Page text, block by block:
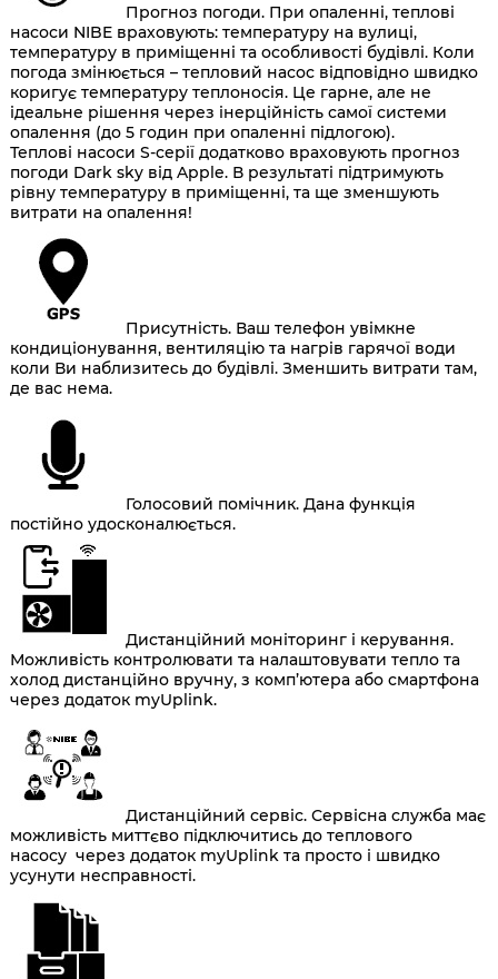
Прогноз погоди. При опаленні, теплові
насоси NIBE враховують: температуру на вулиці,
температуру в приміщенні та особливості будівлі. Коли
погода змінюється – тепловий насос відповідно швидко
коригує температуру теплоносія. Це гарне, але не
ідеальне рішення через інерційність самої системи
опалення (до 5 годин при опаленні підлогою).
Теплові насоси S-серії додатково враховують прогноз
погоди Dark sky від Apple. В результаті підтримують
рівну температуру в приміщенні, та ще зменшують
витрати на опалення!
Присутність. Ваш телефон увімкне
кондиціонування, вентиляцію та нагрів гарячої води
коли Ви наблизитесь до будівлі. Зменшить витрати там,
де вас нема.
Голосовий помічник. Дана функція
постійно удосконалюється.
Дистанційний моніторинг і керування.
Можливість контролювати та налаштовувати тепло та
холод дистанційно вручну, з комп’ютера або смартфона
через додаток myUplink.
Дистанційний сервіс. Сервісна служба має
можливість миттєво підключитись до теплового
насосу через додаток myUplink та просто і швидко
усунути несправності.